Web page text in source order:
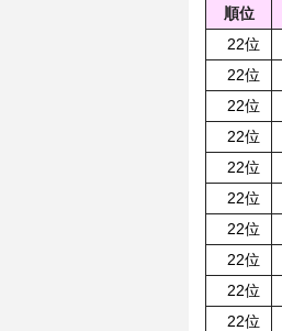
順位
22位
22位
22位
22位
22位
22位
22位
22位
22位
22位